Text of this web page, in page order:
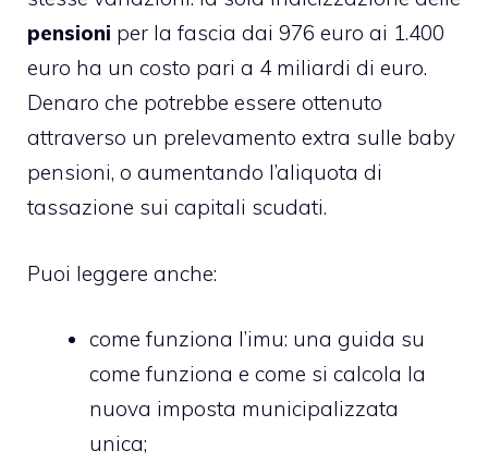
pensioni per la fascia dai 976 euro ai 1.400
euro ha un costo pari a 4 miliardi di euro.
Denaro che potrebbe essere ottenuto
attraverso un prelevamento extra sulle baby
pensioni, o aumentando l’aliquota di
tassazione sui capitali scudati.
Puoi leggere anche:
come funziona l’imu: una guida su
come funziona e come si calcola la
nuova imposta municipalizzata
unica;